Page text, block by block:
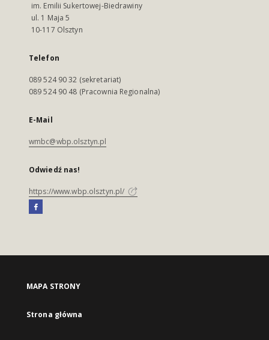
im. Emilii Sukertowej-Biedrawiny
ul. 1 Maja 5
10-117 Olsztyn
Telefon
089 524 90 32 (sekretariat)
089 524 90 48 (Pracownia Regionalna)
E-Mail
wmbc@wbp.olsztyn.pl
Odwiedź nas!
https://www.wbp.olsztyn.pl/
MAPA STRONY
Strona główna